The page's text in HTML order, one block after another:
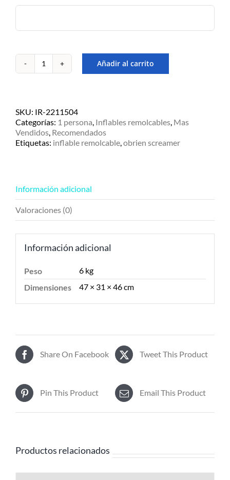
Inflable
-1
persona
cantidad
Añadir al carrito
SKU: IR-2211504
Categorías: 1 persona Inflables remolcables Mas
Vendidos Recomendados
Etiquetas: inflable remolcable obrien screamer
Información adicional
Valoraciones (0)
Información adicional
Peso
6 kg
Dimensiones
47 × 31 × 46 cm
Share On Facebook Tweet This Product
Pin This Product Email This Product
Productos relacionados